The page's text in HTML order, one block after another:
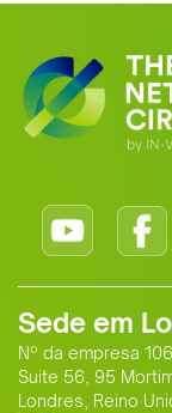
Sede em
Nº da empresa
Suite 56, 95
Londres, Reino